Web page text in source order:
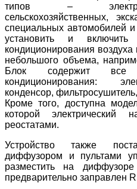
типов –
сельскохозяйственных,
специальных автомобилей
установить и
кондиционирования воздуха
небольшого объема,
Блок содержит все
кондиционирования:
конденсор,
Кроме того, доступна
которой электрический
реостатами.
Устройство также
диффузором и пультами
разместить на
предварительно заправлен